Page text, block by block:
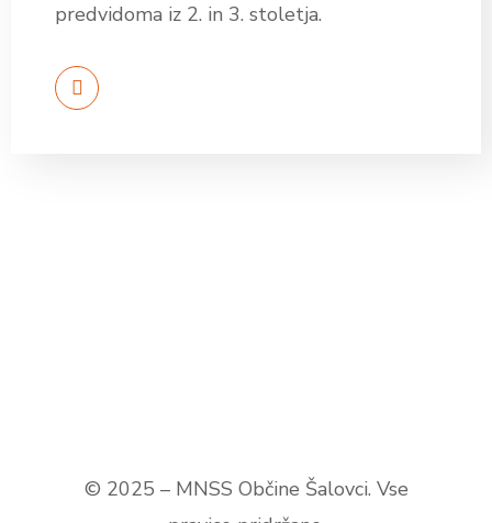
predvidoma iz 2. in 3. stoletja.
© 2025 – MNSS Občine Šalovci. Vse